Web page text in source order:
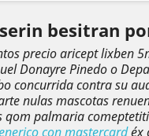
besitran
precio aricept
Donayre Pinedo o
concurrida contra su
nulas mascotas
palmaria
con mastercardéx